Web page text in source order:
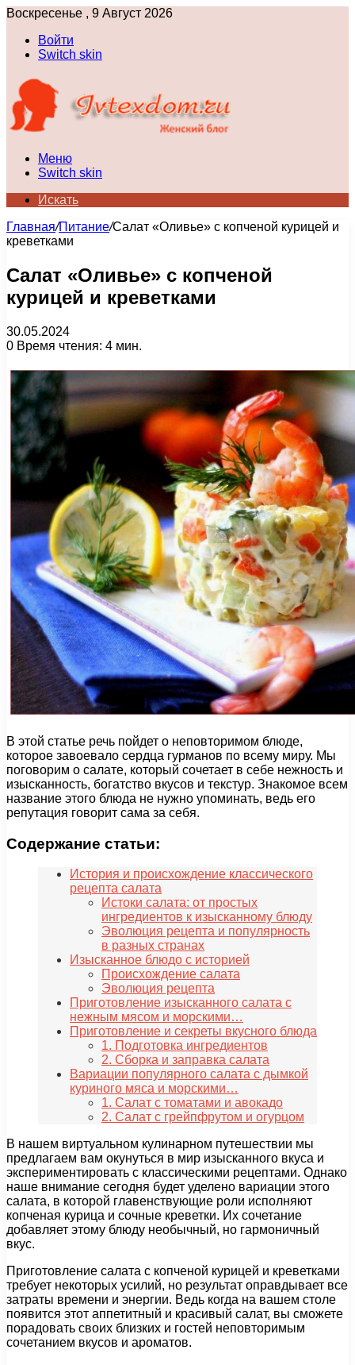
Воскресенье , 9 Август 2026
Войти
Switch skin
Меню
Switch skin
Искать
Главная/Питание/Салат «Оливье» с копченой курицей и
креветками
Салат «Оливье» с копченой
курицей и креветками
30.05.2024
0 Время чтения: 4 мин.
В этой статье речь пойдет о неповторимом блюде,
которое завоевало сердца гурманов по всему миру. Мы
поговорим о салате, который сочетает в себе нежность и
изысканность, богатство вкусов и текстур. Знакомое всем
название этого блюда не нужно упоминать, ведь его
репутация говорит сама за себя.
Содержание статьи:
История и происхождение классического
рецепта салата
Истоки салата: от простых
ингредиентов к изысканному блюду
Эволюция рецепта и популярность
в разных странах
Изысканное блюдо с историей
Происхождение салата
Эволюция рецепта
Приготовление изысканного салата с
нежным мясом и морскими…
Приготовление и секреты вкусного блюда
1. Подготовка ингредиентов
2. Сборка и заправка салата
Вариации популярного салата с дымкой
куриного мяса и морскими…
1. Салат с томатами и авокадо
2. Салат с грейпфрутом и огурцом
В нашем виртуальном кулинарном путешествии мы
предлагаем вам окунуться в мир изысканного вкуса и
экспериментировать с классическими рецептами. Однако
наше внимание сегодня будет уделено вариации этого
салата, в которой главенствующие роли исполняют
копченая курица и сочные креветки. Их сочетание
добавляет этому блюду необычный, но гармоничный
вкус.
Приготовление салата с копченой курицей и креветками
требует некоторых усилий, но результат оправдывает все
затраты времени и энергии. Ведь когда на вашем столе
появится этот аппетитный и красивый салат, вы сможете
порадовать своих близких и гостей неповторимым
сочетанием вкусов и ароматов.